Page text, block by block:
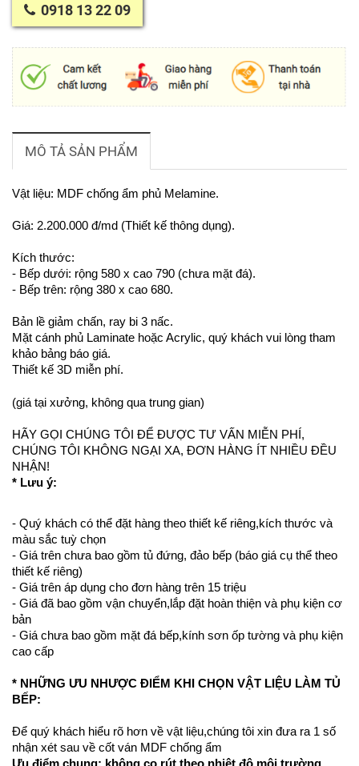
0918 13 22 09
MÔ TẢ SẢN PHẨM
Vật liệu: MDF chống ẩm phủ Melamine.
Giá: 2.200.000 đ/md (Thiết kế thông dụng).
Kích thước:
- Bếp dưới: rộng 580 x cao 790 (chưa mặt đá).
- Bếp trên: rộng 380 x cao 680.
Bản lề giảm chấn, ray bi 3 nấc.
Mặt cánh phủ Laminate hoặc Acrylic, quý khách vui lòng tham
khảo bảng báo giá.
Thiết kế 3D miễn phí.
(giá tại xưởng, không qua trung gian)
HÃY GỌI CHÚNG TÔI ĐỂ ĐƯỢC TƯ VẤN MIỄN PHÍ,
CHÚNG TÔI KHÔNG NGẠI XA, ĐƠN HÀNG ÍT NHIỀU ĐỀU
NHẬN!
* Lưu ý:
- Quý khách có thể đặt hàng theo thiết kế riêng,kích thước và
màu sắc tuỳ chọn
- Giá trên chưa bao gồm tủ đứng, đảo bếp (báo giá cụ thể theo
thiết kế riêng)
- Giá trên áp dụng cho đơn hàng trên 15 triệu
- Giá đã bao gồm vận chuyển,lắp đặt hoàn thiện và phụ kiện cơ
bản
- Giá chưa bao gồm mặt đá bếp,kính sơn ốp tường và phụ kiện
cao cấp
* NHỮNG ƯU NHƯỢC ĐIỂM KHI CHỌN VẬT LIỆU LÀM TỦ
BẾP:
Để quý khách hiểu rõ hơn về vật liệu,chúng tôi xin đưa ra 1 số
nhận xét sau về cốt ván MDF chống ẩm